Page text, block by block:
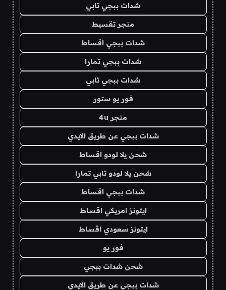
شدات ببجي تابي
متجر تقسيط
شدات ببجي اقساط
شدات ببجي تمارا
شدات ببجي تابي
فور يو ستور
متجر 4u
شدات ببجي عن طريق الايدي
شحن يلا لودو اقساط
شحن يلا لودو تابي تمارا
شدات ببجي اقساط
ايتونز امريكي اقساط
ايتونز سعودي اقساط
فور يو
شحن شدات ببجي
شدات ببجي عن طريق الايدي